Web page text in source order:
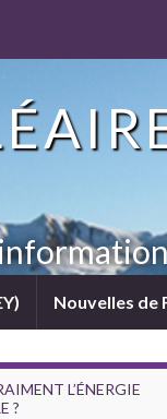
Nouvelles de
L’ÉNERGIE
?